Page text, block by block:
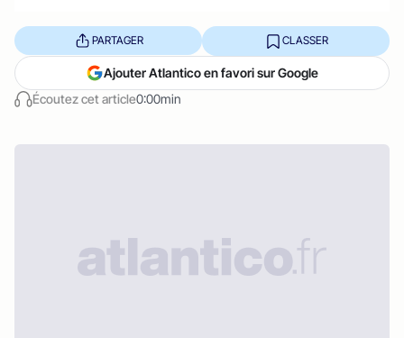
Écoutez cet article0:00min
PARTAGER CLASSER
Ajouter Atlantico en favori sur Google